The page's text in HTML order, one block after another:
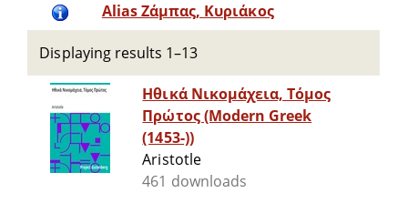
Alias Ζάμπας, Κυριάκος
Displaying results 1–13
Ηθικά Νικομάχεια, Τόμος
Πρώτος (Modern Greek
(1453-))
Aristotle
461 downloads